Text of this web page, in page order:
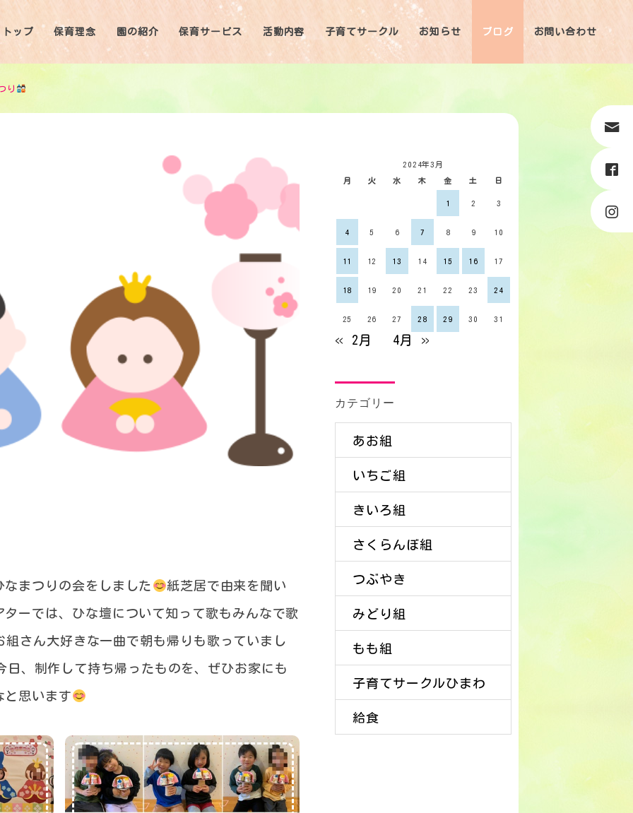
トップ 保育理念 園の紹介 保育サービス 活動内容 子育てサークル お知らせ ブログ お問い合わせ
り
まつりの会をしました 紙芝居で由来を聞い
ーでは、ひな壇について知って歌もみんなで歌
組さん大好きな一曲で朝も帰りも歌っていまし
日、制作して持ち帰ったものを、ぜひお家にも
と思います
2024年3月
月 火 水 木 金 土 日
1 2 3
4 5 6 7 8 9 10
11 12 13 14 15 16 17
18 19 20 21 22 23 24
25 26 27 28 29 30 31
« 2月 4月 »
カテゴリー
あお組
いちご組
きいろ組
さくらんぼ組
つぶやき
みどり組
もも組
子育てサークルひまわ
り
給食